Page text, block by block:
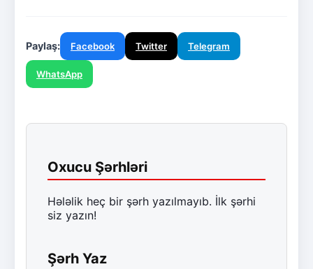
Paylaş: Facebook Twitter Telegram
WhatsApp
Oxucu Şərhləri
Hələlik heç bir şərh yazılmayıb. İlk şərhi
siz yazın!
Şərh Yaz